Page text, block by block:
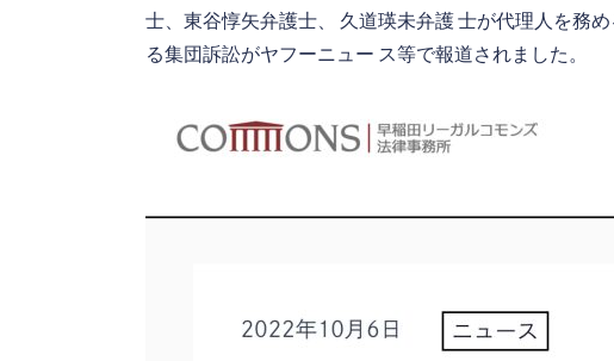
士、東谷惇矢弁護士、 久道瑛未弁護 士が代理人を務
る集団訴訟がヤフーニュー ス等で報道されました。